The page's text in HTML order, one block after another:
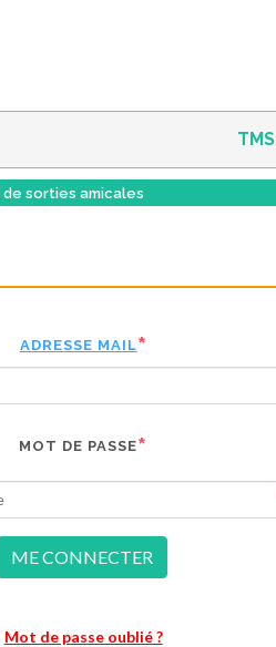
TMS
de sorties amicales
ADRESSE MAIL
MOT DE PASSE
ME CONNECTER
Mot de passe oublié ?